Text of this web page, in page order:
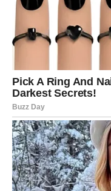
DEVICA –
DONOSI
njen način da preživi.
pokaže ranjivost dok
Njena izdržljivost je u
analize, odgovornost,
Šta je Devica